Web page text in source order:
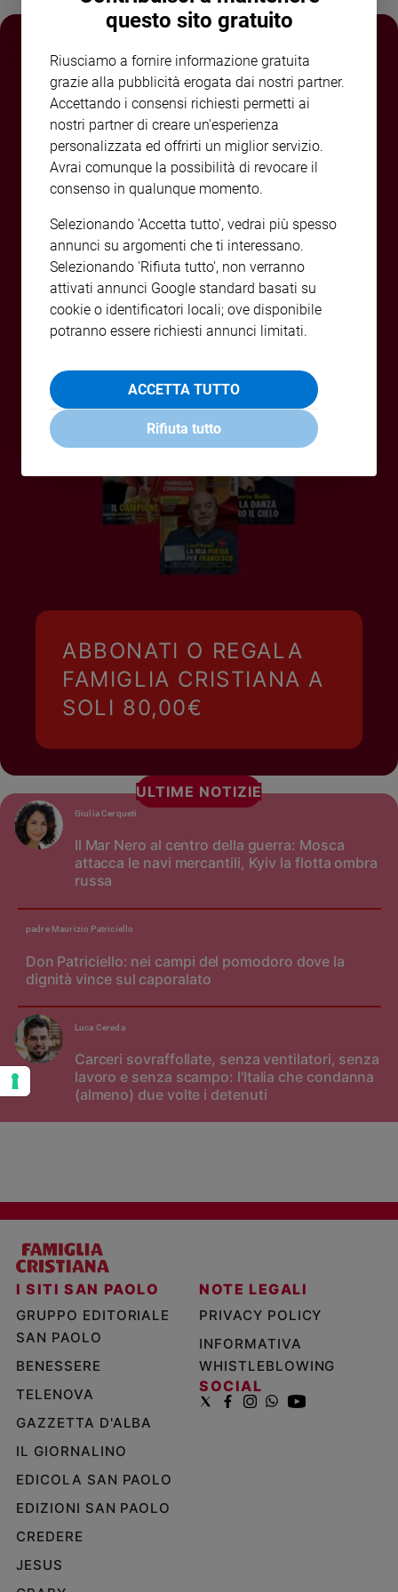
e
Adolescenza
Bioetica
Vai
Privacy
Policy
Registrati
Redazione
ABBONATI O REGALA
FAMIGLIA CRISTIANA A
SOLI 80,00€
ULTIME NOTIZIE
Il Mar Nero al centro della guerra: Mosca
attacca le navi mercantili, Kyiv la flotta ombra
russa
Giulia Cerqueti
Don Patriciello: nei campi del pomodoro dove la
dignità vince sul caporalato
padre Maurizio Patriciello
Carceri sovraffollate, senza ventilatori, senza
lavoro e senza scampo: l'Italia che condanna
(almeno) due volte i detenuti
Luca Cereda
I SITI SAN PAOLO
GRUPPO EDITORIALE
SAN PAOLO
BENESSERE
TELENOVA
GAZZETTA D'ALBA
IL GIORNALINO
EDICOLA SAN PAOLO
EDIZIONI SAN PAOLO
CREDERE
JESUS
NOTE LEGALI
PRIVACY POLICY
INFORMATIVA
WHISTLEBLOWING
SOCIAL
questo sito gratuito
Riusciamo a fornire informazione gratuita
grazie alla pubblicità erogata dai nostri partner.
Accettando i consensi richiesti permetti ai
nostri partner di creare un'esperienza
personalizzata ed offrirti un miglior servizio.
Avrai comunque la possibilità di revocare il
consenso in qualunque momento.
Selezionando 'Accetta tutto', vedrai più spesso
annunci su argomenti che ti interessano.
Selezionando 'Rifiuta tutto', non verranno
attivati annunci Google standard basati su
cookie o identificatori locali; ove disponibile
potranno essere richiesti annunci limitati.
ACCETTA TUTTO
Rifiuta tutto